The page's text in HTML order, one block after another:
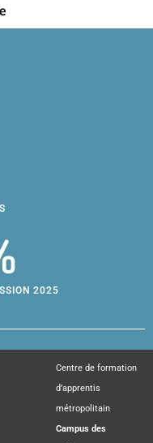
2025
Centre de formation
d’apprentis
métropolitain
Campus des